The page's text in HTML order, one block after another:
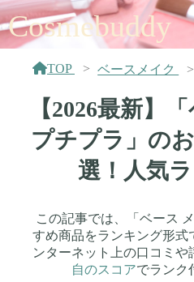
Cosmebuddy
TOP ベースメイク
【2026最新】
プチプラ」の
選！人気
この記事では、「ベース
すめ商品をランキング形式
ンターネット上の口コミや
自のスコアでランク